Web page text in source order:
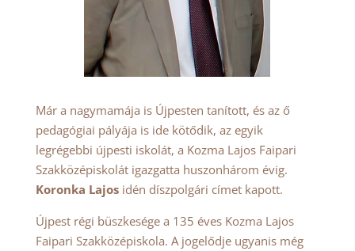
Már a nagymamája is Újpesten tanított, és az ő
pedagógiai pályája is ide kötődik, az egyik
legrégebbi újpesti iskolát, a Kozma Lajos Faipari
Szakközépiskolát igazgatta huszonhárom évig.
Koronka Lajosidén díszpolgári címet kapott.
Újpest régi büszkesége a 135 éves Kozma Lajos
Faipari Szakközépiskola. A jogelődje ugyanis még